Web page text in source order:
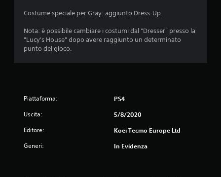
5
s
l
Costume speciale per Gray: aggiunto Dress-Up.
Nota: è possibile cambiare i costumi dal "Dresser" presso la
"Lucy's House" dopo avere raggiunto un determinato
punto del gioco.
Piattaforma: PS4
Uscita: 5/8/2020
Editore: Koei Tecmo Europe Ltd
Generi: In Evidenza